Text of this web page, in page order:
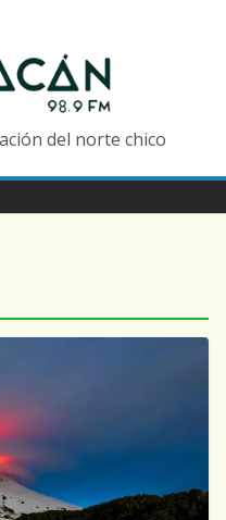
del norte chico